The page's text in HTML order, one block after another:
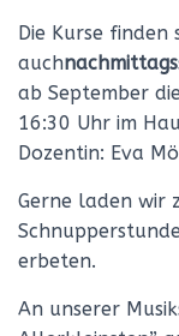
Die Kurse finden
auchnachmittags
ab September
16:30 Uhr im
Dozentin: Eva
Gerne laden wir
erbeten.
An unserer